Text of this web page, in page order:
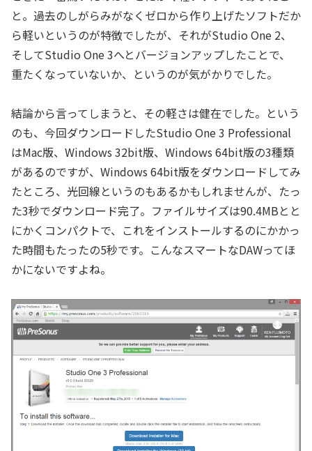
と。過去のしがらみがなくゼロから作り上げたソフトだか
ら軽いというのが特徴でしたが、それがStudio One 2、
そしてStudio One 3へとバージョンアップしたことで、
重たくなっていないか、というのが気がかりでした。
結論から言ってしまうと、その軽さは健在でした。という
のも、今回ダウンロードしたStudio One 3 Professional
はMac版、Windows 32bit版、Windows 64bit版の3種類
があるのですが、Windows 64bit版をダウンロードしてみ
たところ、光回線というのもあるかもしれませんが、たっ
た3秒でダウンロード完了。ファイルサイズは90.4MBとと
にかくコンパクトで、これをインストールするのにかかっ
た時間もたったの5秒です。こんなスマートなDAWってほ
かにないですよね。